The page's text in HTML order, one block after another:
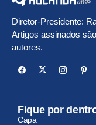
Diretor-Presidente:
Artigos assinados
autores.
Fique por
Capa